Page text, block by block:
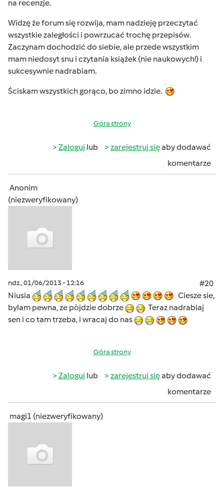
na recenzje.
Widzę że forum się rozwija, mam nadzieję przeczytać
wszystkie zaległości i powrzucać trochę przepisów.
Zaczynam dochodzić do siebie, ale przede wszystkim
mam niedosyt snu i czytania książek (nie naukowych!) i
sukcesywnie nadrabiam.
Ściskam wszystkich gorąco, bo zimno idzie.
Góra strony
Zaloguj lub zarejestruj sięaby dodawać
komentarze
Anonim
(niezweryfikowany)
ndz., 01/06/2013 - 12:16
#20
Niusia
Ciesze sie,
bylam pewna, ze pòjdzie dobrze
Teraz nadrabiaj
sen i co tam trzeba, i wracaj do nas
Góra strony
Zaloguj lub zarejestruj sięaby dodawać
komentarze
magi1 (niezweryfikowany)